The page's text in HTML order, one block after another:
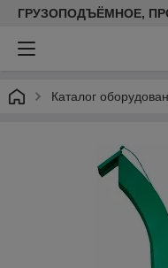
ГРУЗОПОДЪЁМНОЕ,
Каталог